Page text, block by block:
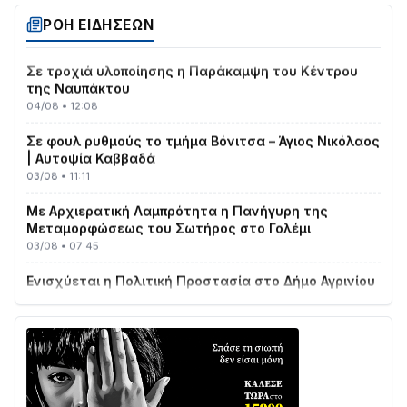
ΡΟΗ ΕΙΔΗΣΕΩΝ
04/08 • 19:47
Σε τροχιά υλοποίησης η Παράκαμψη του Κέντρου
της Ναυπάκτου
04/08 • 12:08
| Αυτοψία Καββαδά
03/08 • 11:11
Μεταμορφώσεως του Σωτήρος στο Γολέμι
03/08 • 07:45
με δύο νέα υδροφόρα οχήματα
Διαβάστε την «Ναυπακτία» που κυκλοφορεί
31/07 • 08:16
Δωρίδα για Όλους: «Καμία εκχώρηση των νερών
στην ΕΥΔΑΠ»